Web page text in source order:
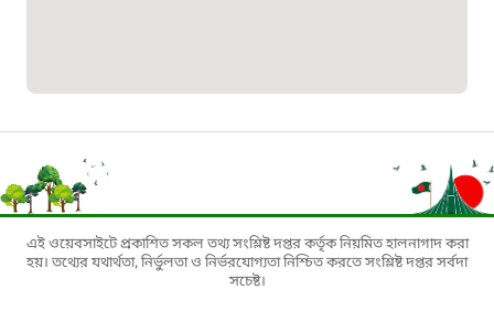
১৬৫৭৫
ই-জিপি ইমার্জেন্সি হটলাইন
১০০
এই ওয়েবসাইটে প্রকাশিত সকল তথ্য সংশ্লিষ্ট দপ্তর কর্তৃক নিয়মিত হালনাগাদ করা
হয়। তথ্যের যথার্থতা, নির্ভুলতা ও নির্ভরযোগ্যতা নিশ্চিত করতে সংশ্লিষ্ট দপ্তর সর্বদা
সচেষ্ট।